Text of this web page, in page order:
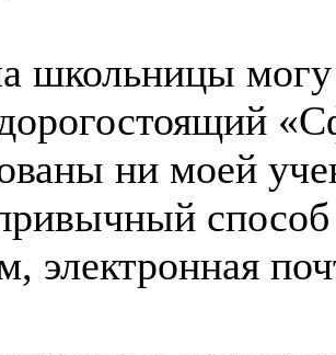
школьницы могу
ни моей
электронная